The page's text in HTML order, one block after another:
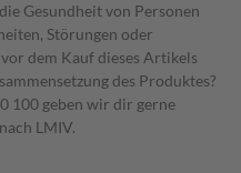
Gesundheit von Personen
Störungen oder
dem Kauf dieses Artikels
des Produktes?
100 geben wir dir gerne
LMIV.